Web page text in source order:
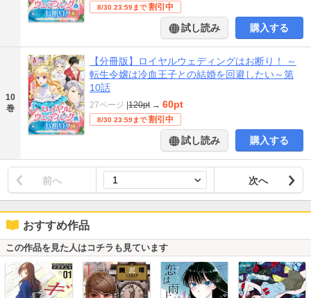
8/30 23:59まで 割引中
試し読み 購入する
10
巻
【分冊版】ロイヤルウェディングはお断り！ ～
転生令嬢は冷血王子との結婚を回避したい～第
10話
27ページ 120pt → 60pt
8/30 23:59まで 割引中
試し読み 購入する
前へ 次へ
おすすめ作品
この作品を見た人はコチラも見ています